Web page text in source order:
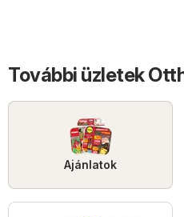
További üzletek
Ajánlatok